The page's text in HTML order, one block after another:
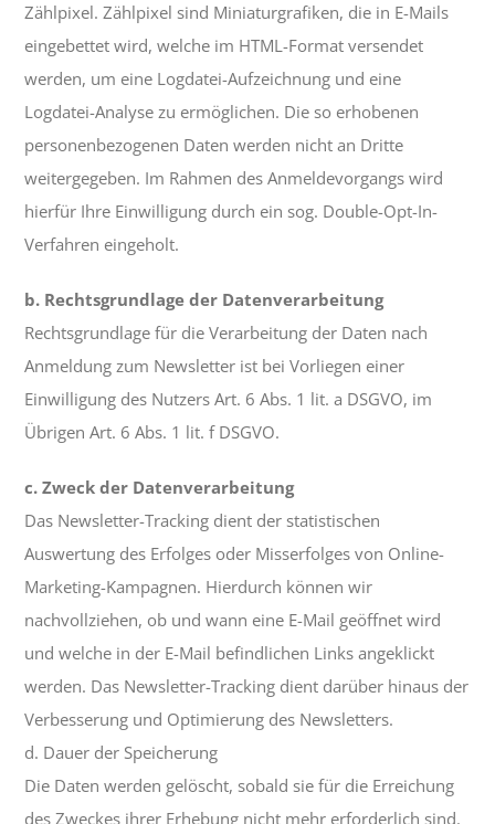
Zählpixel. Zählpixel sind Miniaturgrafiken, die in E-Mails
eingebettet wird, welche im HTML-Format versendet
werden, um eine Logdatei-Aufzeichnung und eine
Logdatei-Analyse zu ermöglichen. Die so erhobenen
personenbezogenen Daten werden nicht an Dritte
weitergegeben. Im Rahmen des Anmeldevorgangs wird
hierfür Ihre Einwilligung durch ein sog. Double-Opt-In-
Verfahren eingeholt.
b. Rechtsgrundlage der Datenverarbeitung
Rechtsgrundlage für die Verarbeitung der Daten nach
Anmeldung zum Newsletter ist bei Vorliegen einer
Einwilligung des Nutzers Art. 6 Abs. 1 lit. a DSGVO, im
Übrigen Art. 6 Abs. 1 lit. f DSGVO.
c. Zweck der Datenverarbeitung
Das Newsletter-Tracking dient der statistischen
Auswertung des Erfolges oder Misserfolges von Online-
Marketing-Kampagnen. Hierdurch können wir
nachvollziehen, ob und wann eine E-Mail geöffnet wird
und welche in der E-Mail befindlichen Links angeklickt
werden. Das Newsletter-Tracking dient darüber hinaus der
Verbesserung und Optimierung des Newsletters.
d. Dauer der Speicherung
Die Daten werden gelöscht, sobald sie für die Erreichung
des Zweckes ihrer Erhebung nicht mehr erforderlich sind.